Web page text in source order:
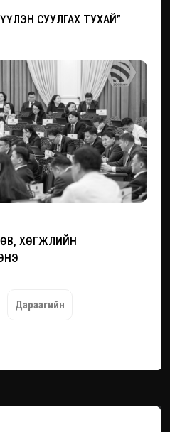
СУУЛГАХ ТУХАЙ”
ХӨГЖЛИЙН
Дараагийн